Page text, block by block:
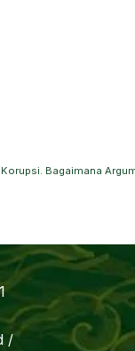
Korupsi. Bagaimana
/